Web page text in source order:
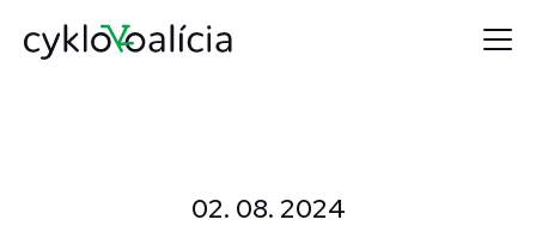
02. 08. 2024